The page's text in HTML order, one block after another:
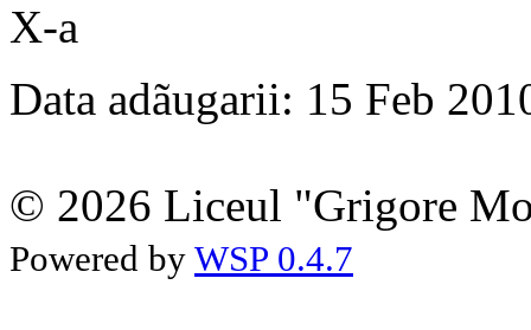
X-a
Data adãugarii: 15 Feb
© 2026 Liceul "Grigore
Powered by WSP 0.4.7